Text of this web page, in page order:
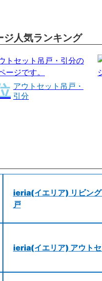
ジ人気ランキング
アウトセット吊戸・
引分
ieria(イエリア) リビング
戸
ieria(イエリア) アウト